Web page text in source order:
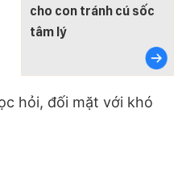
cho con tránh cú sốc
tâm lý
hỏi, đối mặt với khó